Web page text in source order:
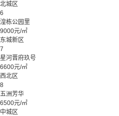
北城区
6
湟栋公园里
9000元/㎡
东城新区
7
星河晋府玖号
6600元/㎡
西北区
8
五洲芳华
6500元/㎡
中城区